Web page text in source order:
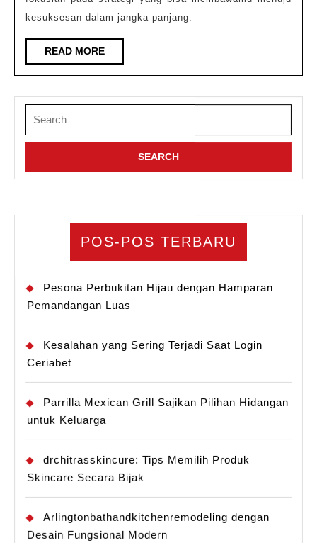
kesuksesan dalam jangka panjang.
READ MOREREAD
MORE
for:
POS-POS TERBARU
Pesona Perbukitan Hijau dengan Hamparan
Pemandangan Luas
Kesalahan yang Sering Terjadi Saat Login
Ceriabet
Parrilla Mexican Grill Sajikan Pilihan Hidangan
untuk Keluarga
drchitrasskincure: Tips Memilih Produk
Skincare Secara Bijak
Arlingtonbathandkitchenremodeling dengan
Desain Fungsional Modern